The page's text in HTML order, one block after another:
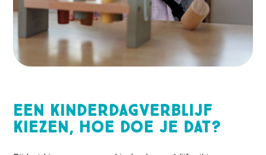
Een kinderdagverblijf
kiezen, hoe doe je dat?